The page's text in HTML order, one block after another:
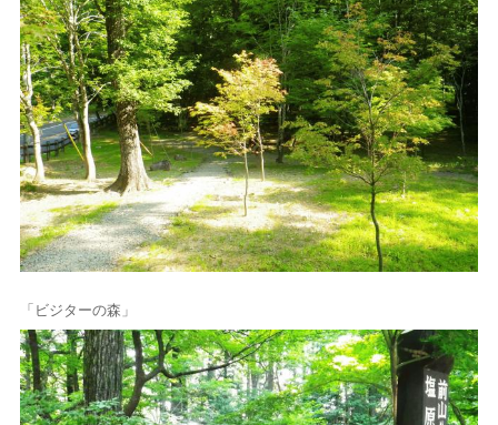
「ビジターの森」